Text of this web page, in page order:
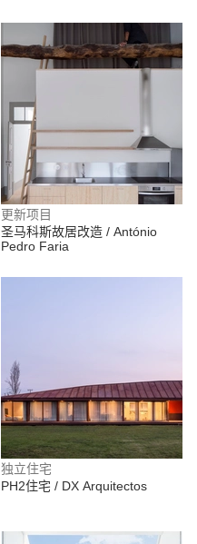
更新项目
圣马科斯故居改造 / António
Pedro Faria
独立住宅
PH2住宅 / DX Arquitectos